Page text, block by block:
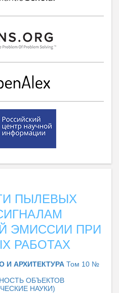
ПЫЛЕВЫХ
ЭМИССИИ ПРИ
РАБОТАХ
И АРХИТЕКТУРА Том 10 №
ОБЪЕКТОВ
НАУКИ)